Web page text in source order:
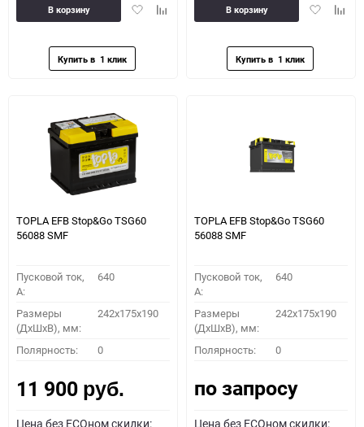
ДобавитьДобавить
В корзину
Добавить
В корзину
TOPLA EFB Stop&Go TSG60
56088 SMF
Пусковой ток,
A:
640
Размеры
(ДхШхВ), мм:
242x175x190
Полярность: 0
11 900 руб.
Цена без ECOном скидки:
TOPLA EFB Stop&Go TSG60
56088 SMF
Пусковой ток,
A:
640
Размеры
(ДхШхВ), мм:
242x175x190
Полярность: 0
по запросу
Цена без ECOном скидки: